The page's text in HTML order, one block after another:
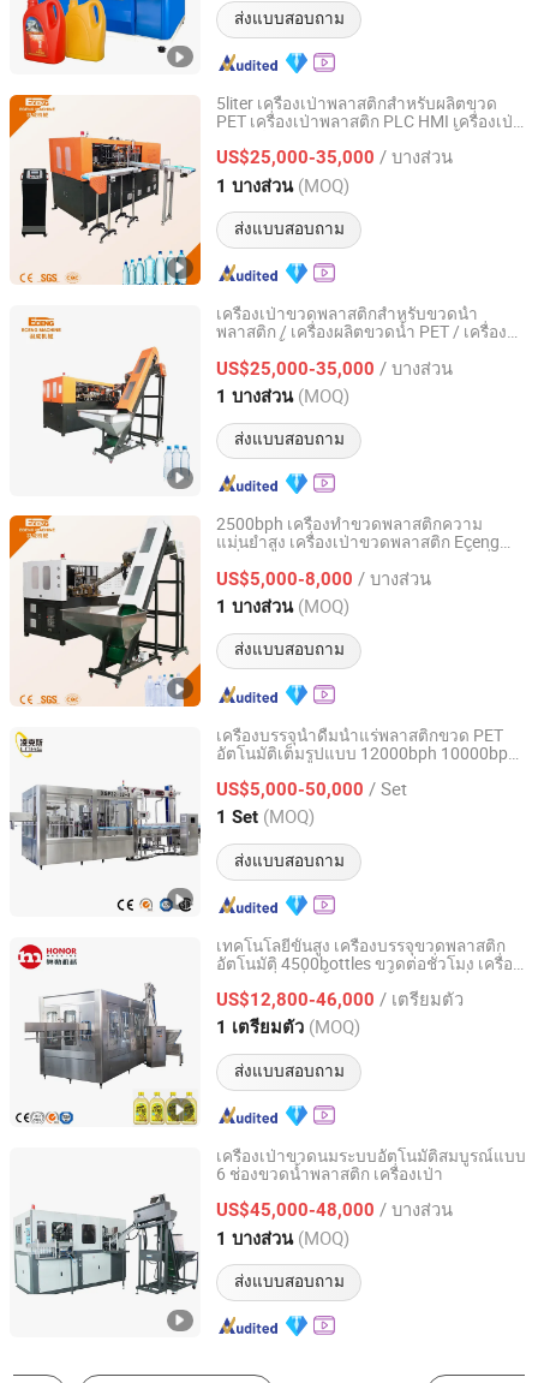
ส่งแบบสอบถาม
5liter เครื่องเป่าพลาสติกสำหรับผลิตขวด
PET เครื่องเป่าพลาสติก PLC HMI เครื่องเป่า
น้ำผลไม้ 100ml-2L
US$25,000-35,000 / บางส่วน
1 บางส่วน (MOQ)
ส่งแบบสอบถาม
Zhangjiagang Eceng Machinery Co., Ltd.
Jiangsu, China อัตราจาก 2008
เครื่องเป่าขวดพลาสติกสำหรับขวดน้ำ
พลาสติก / เครื่องผลิตขวดน้ำ PET / เครื่อง
US$25,000-35,000 / บางส่วน
1 บางส่วน (MOQ)
ส่งแบบสอบถาม
Zhangjiagang Eceng Machinery Co., Ltd.
Jiangsu, China อัตราจาก 2008
2500bph เครื่องทำขวดพลาสติกความ
แม่นยำสูง เครื่องเป่าขวดพลาสติก Eceng
น้ำมัน 100ml-2L
US$5,000-8,000 / บางส่วน
1 บางส่วน (MOQ)
ส่งแบบสอบถาม
Zhangjiagang Eceng Machinery Co., Ltd.
Jiangsu, China อัตราจาก 2008
เครื่องบรรจุน้ำดื่มน้ำแร่พลาสติกขวด PET
อัตโนมัติเต็มรูปแบบ 12000bph 10000bph
US$5,000-50,000 / Set
1 Set (MOQ)
ส่งแบบสอบถาม
Zhangjiagang Links-Machine Co., Ltd.
Jiangsu, China อัตราจาก 2014
เทคโนโลยีขั้นสูง เครื่องบรรจุขวดพลาสติก
อัตโนมัติ 4500bottles ขวดต่อชั่วโมง เครื่อง
น้ำผลไม้
US$12,800-46,000 / เตรียมตัว
1 เตรียมตัว (MOQ)
ส่งแบบสอบถาม
ZhangJiaGang Honor Machine Co., Ltd.
Jiangsu, China อัตราจาก 2019
เครื่องเป่าขวดนมระบบอัตโนมัติสมบูรณ์แบบ
6 ช่องขวดน้ำพลาสติก เครื่องเป่า
US$45,000-48,000 / บางส่วน
1 บางส่วน (MOQ)
ส่งแบบสอบถาม
Taizhou Pairui Packaging Machinery Co., Ltd.
Zhejiang, China อัตราจาก 2024